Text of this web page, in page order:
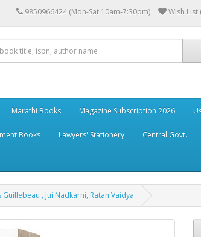
9850966424 (Mon-Sat:10am-7:30pm) Wish List
Marathi Books Magazine Subscription 2026
Books Lawyers' Stationery Central Govt.
Guillebeau , Jui Nadkarni, Ratan Vaidya